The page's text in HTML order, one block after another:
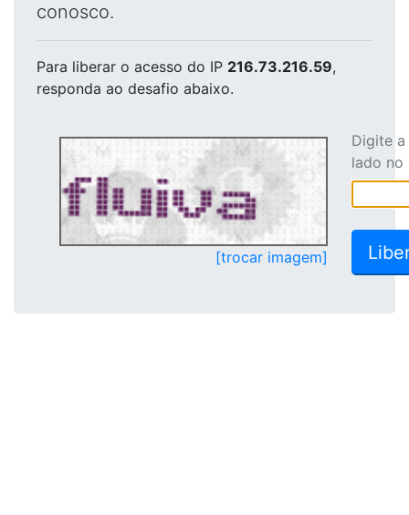
conosco.
Para liberar o acesso do IP 216.73.216.59,
responda ao desafio abaixo.
[trocar imagem]
Digite
lado no